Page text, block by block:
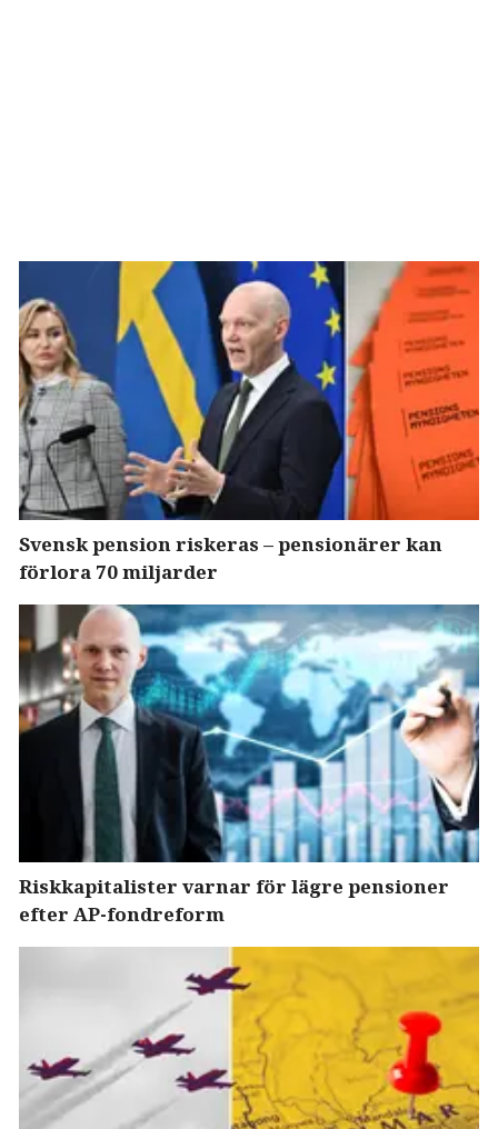
Svensk pension riskeras – pensionärer kan
förlora 70 miljarder
Riskkapitalister varnar för lägre pensioner
efter AP-fondreform